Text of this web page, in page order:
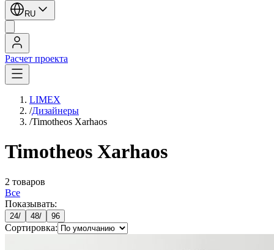
RU
Расчет проекта
LIMEX
/Дизайнеры
/Timotheos Xarhaos
Timotheos Xarhaos
2 товаров
Все
Показывать:
24/ 48/ 96
Сортировка: